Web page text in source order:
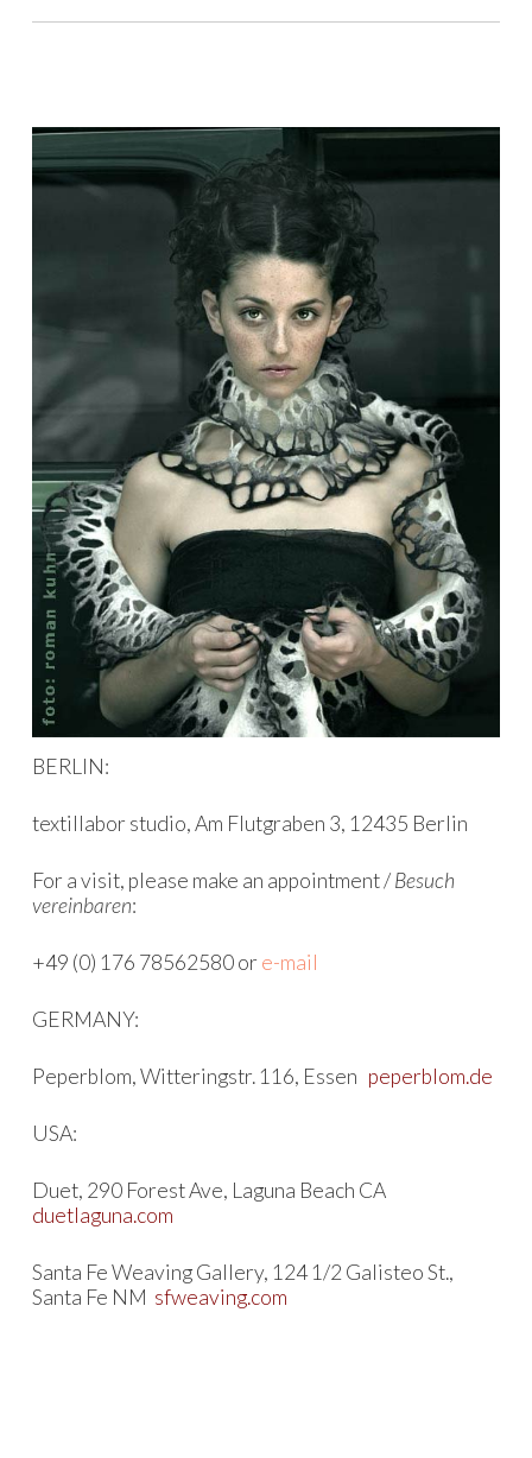
BERLIN:
textillabor studio, Am Flutgraben 3, 12435 Berlin
For a visit, please make an appointment /Besuch
vereinbaren:
+49 (0) 176 78562580 or e-mail
GERMANY:
Peperblom, Witteringstr. 116, Essen peperblom.de
USA:
Duet, 290 Forest Ave, Laguna Beach CA
duetlaguna.com
Santa Fe Weaving Gallery, 124 1/2 Galisteo St.,
Santa Fe NM sfweaving.com